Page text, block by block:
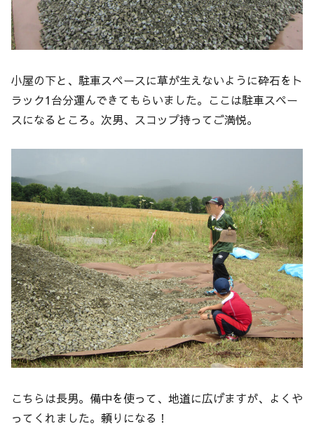
小屋の下と、駐車スペースに草が生えないように砕石をト
ラック1台分運んできてもらいました。ここは駐車スペー
スになるところ。次男、スコップ持ってご満悦。
こちらは長男。備中を使って、地道に広げますが、よくや
ってくれました。頼りになる！